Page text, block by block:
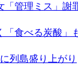
「管理ミス」謝
「食べる炭酸」
列島盛り上がり